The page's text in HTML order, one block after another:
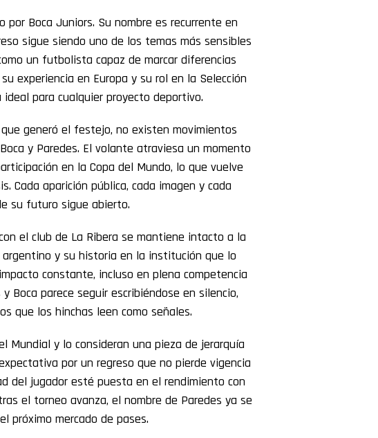
por Boca Juniors. Su nombre es recurrente en
sigue siendo uno de los temas más sensibles
un futbolista capaz de marcar diferencias
experiencia en Europa y su rol en la Selección
para cualquier proyecto deportivo.
generó el festejo, no existen movimientos
y Paredes. El volante atraviesa un momento
en la Copa del Mundo, lo que vuelve
Cada aparición pública, cada imagen y cada
su futuro sigue abierto.
el club de La Ribera se mantiene intacto a la
y su historia en la institución que lo
constante, incluso en plena competencia
Boca parece seguir escribiéndose en silencio,
que los hinchas leen como señales.
Mundial y lo consideran una pieza de jerarquía
por un regreso que no pierde vigencia
del jugador esté puesta en el rendimiento con
el torneo avanza, el nombre de Paredes ya se
próximo mercado de pases.